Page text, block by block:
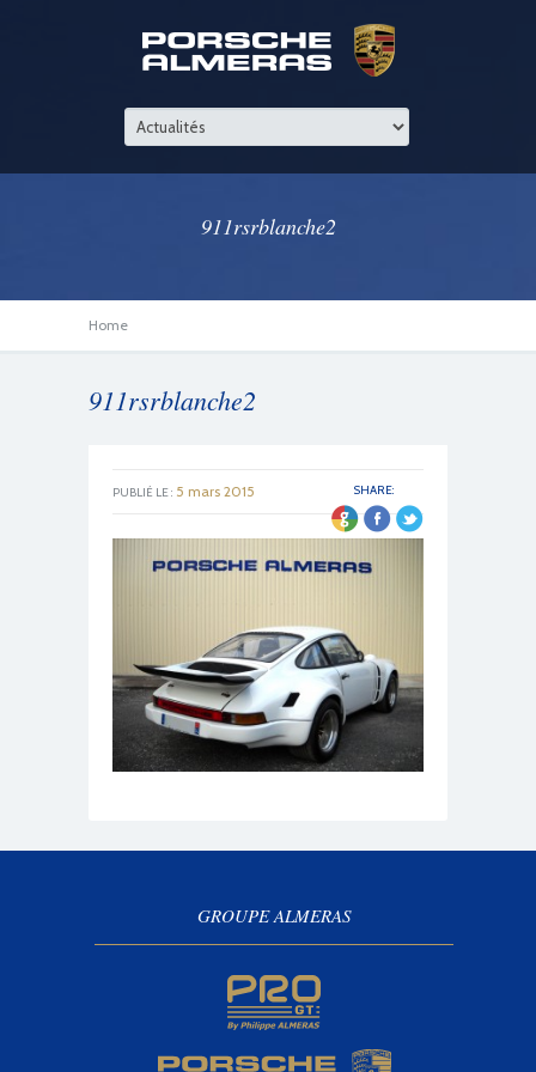
911rsrblanche2
Home
911rsrblanche2
SHARE:
PUBLIÉ LE : 5 mars 2015
GROUPE ALMERAS